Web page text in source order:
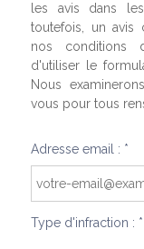
les avis dans
toutefois, un avis
nos conditions
d'utiliser le
Nous
vous pour tous
Adresse email : *
Type d'infraction : *